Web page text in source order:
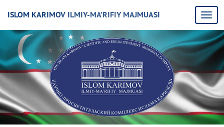
ISLOM KARIMOV ILMIY-MA’RIFIY MAJMUASI